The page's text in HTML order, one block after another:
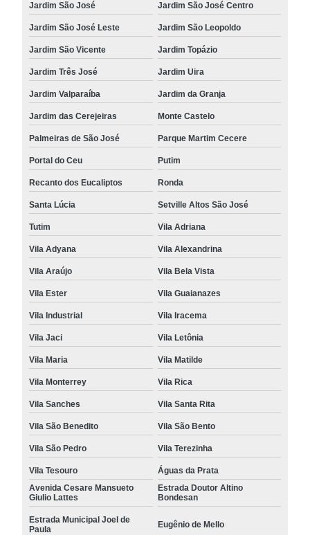
Jardim São José Jardim São José Centro
Jardim São José Leste Jardim São Leopoldo
Jardim São Vicente Jardim Topázio
Jardim Três José Jardim Uira
Jardim Valparaíba Jardim da Granja
Jardim das Cerejeiras Monte Castelo
Palmeiras de São José Parque Martim Cecere
Portal do Ceu Putim
Recanto dos Eucaliptos Ronda
Santa Lúcia Setville Altos São José
Tutim Vila Adriana
Vila Adyana Vila Alexandrina
Vila Araújo Vila Bela Vista
Vila Ester Vila Guaianazes
Vila Industrial Vila Iracema
Vila Jaci Vila Letônia
Vila Maria Vila Matilde
Vila Monterrey Vila Rica
Vila Sanches Vila Santa Rita
Vila São Benedito Vila São Bento
Vila São Pedro Vila Terezinha
Vila Tesouro
Águas da Prata
Avenida Cesare Mansueto
Giulio Lattes
Estrada Doutor Altino
Bondesan
Estrada Municipal Joel de
Paula
Eugênio de Mello